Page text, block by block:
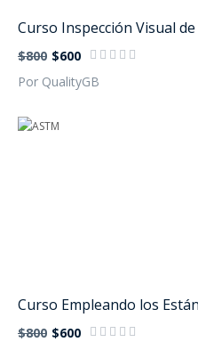
Curso Inspección Visual de
$800 $600
Por QualityGB
Curso Empleando los
$800 $600